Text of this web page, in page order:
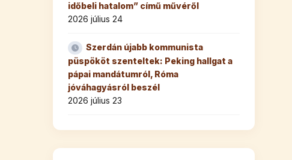
időbeli hatalom” című művéről
2026 július 24
Szerdán újabb kommunista
püspököt szenteltek: Peking hallgat a
pápai mandátumról, Róma
jóváhagyásról beszél
2026 július 23